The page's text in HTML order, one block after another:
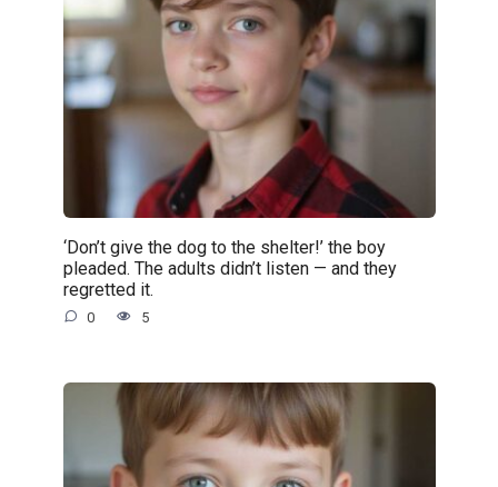
‘Don’t give the dog to the shelter!’ the boy
pleaded. The adults didn’t listen — and they
regretted it.
0 5